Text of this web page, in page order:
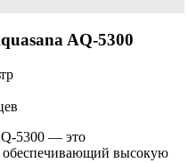
AQ-5300
5300 — это
обеспечивающий высокую